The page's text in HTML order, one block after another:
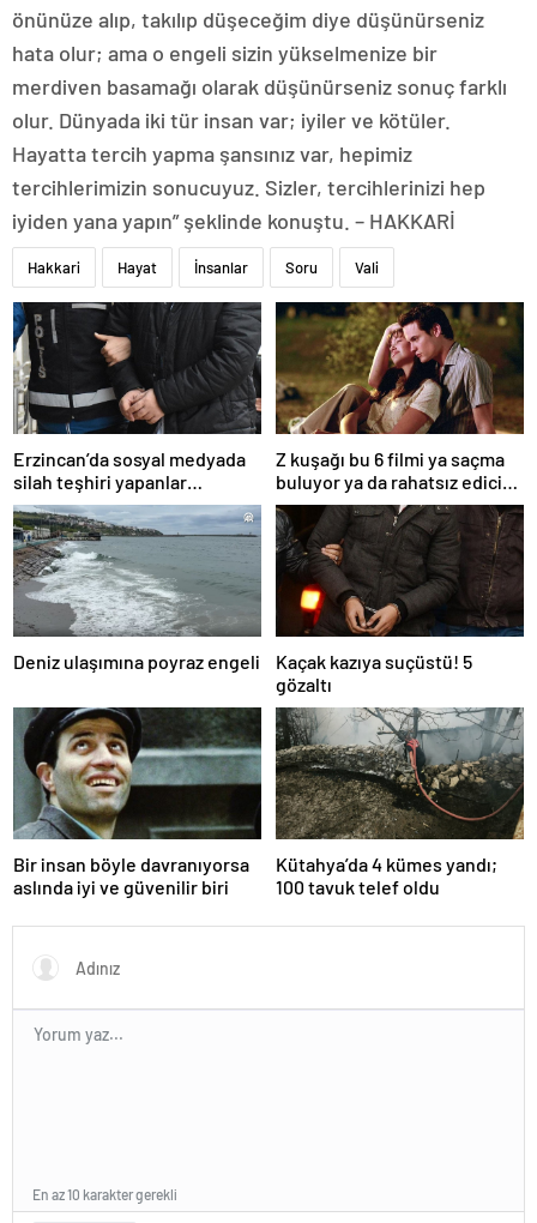
önünüze alıp, takılıp düşeceğim diye düşünürseniz
hata olur; ama o engeli sizin yükselmenize bir
merdiven basamağı olarak düşünürseniz sonuç farklı
olur. Dünyada iki tür insan var; iyiler ve kötüler.
Hayatta tercih yapma şansınız var, hepimiz
tercihlerimizin sonucuyuz. Sizler, tercihlerinizi hep
iyiden yana yapın” şeklinde konuştu. – HAKKARİ
Hakkari Hayat İnsanlar Soru Vali
Erzincan’da sosyal medyada
silah teşhiri yapanlar
yakalandı
Z kuşağı bu 6 filmi ya saçma
buluyor ya da rahatsız edici
ve toksik!
Deniz ulaşımına poyraz engeli
Kaçak kazıya suçüstü! 5
gözaltı
Bir insan böyle davranıyorsa
aslında iyi ve güvenilir biri
Kütahya’da 4 kümes yandı;
100 tavuk telef oldu
En az 10 karakter gerekli